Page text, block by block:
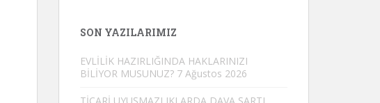
SON YAZILARIMIZ
EVLİLİK HAZIRLIĞINDA HAKLARINIZI
BİLİYOR MUSUNUZ? 7 Ağustos 2026